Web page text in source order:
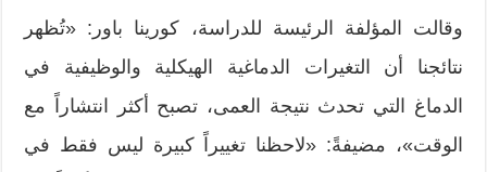
وقالت المؤلفة الرئيسة للدراسة، كورينا باور: «تُظهر
نتائجنا أن التغيرات الدماغية الهيكلية والوظيفية في
الدماغ التي تحدث نتيجة العمى، تصبح أكثر انتشاراً مع
الوقت»، مضيفةً: «لاحظنا تغييراً كبيرة ليس فقط في